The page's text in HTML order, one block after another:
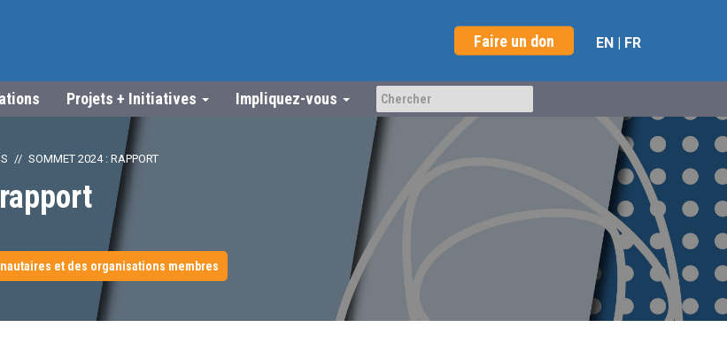
Faire un don EN | FR
Projets + Initiatives Impliquez-vous
SOMMET 2024 : RAPPORT
et des organisations membres